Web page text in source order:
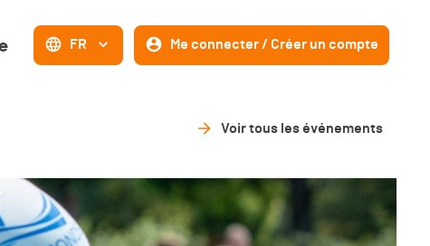
FR Me connecter / Créer un compte
Voir tous les événements